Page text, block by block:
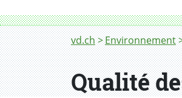
Fil d'Ariane
vd.ch Environnement
Qualité